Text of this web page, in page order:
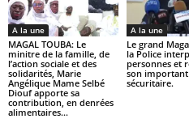
A la une
MAGAL TOUBA: Le
minitre de la famille, de
l’action sociale et des
solidarités, Marie
Angélique Mame Selbé
Diouf apporte sa
contribution, en denrées
alimentaires...
A la une
Le grand
la Police
personnes et
son
sécuritaire.